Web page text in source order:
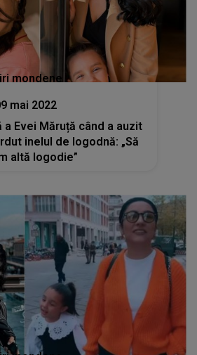
mondene
mai 2022
a Evei Măruță când a auzit
inelul de logodnă: „Să
altă logodie”